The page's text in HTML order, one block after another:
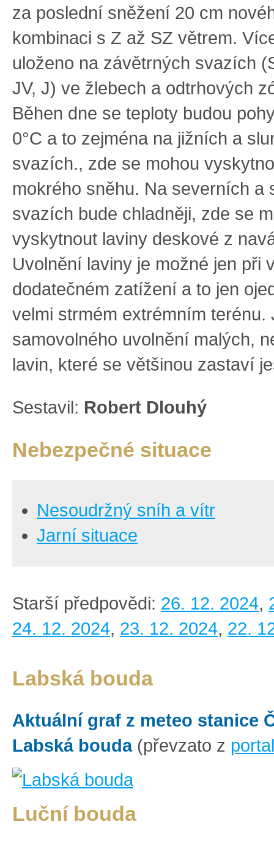
za poslední sněžení 20 cm
kombinaci s Z až SZ větrem.
uloženo na závětrných svazích
JV, J) ve žlebech a odtrhových
Běhen dne se teploty budou
0°C a to zejména na jižních a
svazích., zde se mohou
mokrého sněhu. Na severních a
svazích bude chladněji, zde se
vyskytnout laviny deskové z
Uvolnění laviny je možné jen při
dodatečném zatížení a to jen
velmi strmém extrémním terénu.
samovolného uvolnění malých,
lavin, které se většinou zastaví
Sestavil: Robert Dlouhý
Nebezpečné situace
Nesoudržný sníh a vítr
Jarní situace
Starší předpovědi: 26. 12. 2024,
24. 12. 2024, 23. 12. 2024, 22.
Labská bouda
Aktuální graf z meteo stanice
Labská bouda(převzato z
Luční bouda